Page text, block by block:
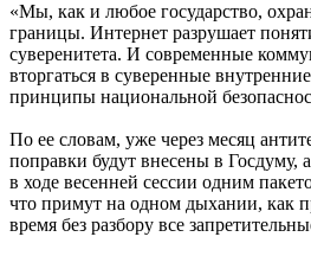
«Мы, как и любое государство,
границы. Интернет разрушает
суверенитета. И современные
вторгаться в суверенные
принципы национальной
По ее словам, уже через месяц
поправки будут внесены в Госдуму,
в ходе весенней сессии одним
что примут на одном дыхании, как
время без разбору все